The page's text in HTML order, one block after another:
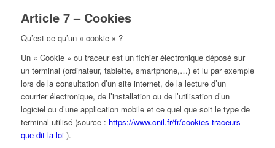
Article 7 – Cookies
Qu’est-ce qu’un « cookie » ?
Un « Cookie » ou traceur est un fichier électronique déposé sur
un terminal (ordinateur, tablette, smartphone,…) et lu par exemple
lors de la consultation d’un site internet, de la lecture d’un
courrier électronique, de l’installation ou de l’utilisation d’un
logiciel ou d’une application mobile et ce quel que soit le type de
terminal utilisé (source : https://www.cnil.fr/fr/cookies-traceurs-
que-dit-la-loi).